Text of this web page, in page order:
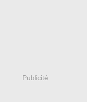
Publicité